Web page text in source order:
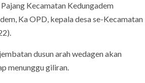
Kecamatan Kedungadem
Ka OPD, kepala desa se-Kecamatan
dusun arah wedagen akan
menunggu giliran.